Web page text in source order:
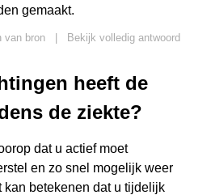
gemaakt.
van bron
Bekijk volledig antwoord
heeft de
de ziekte?
dat u actief moet
en zo snel mogelijk weer
kan betekenen dat u tijdelijk